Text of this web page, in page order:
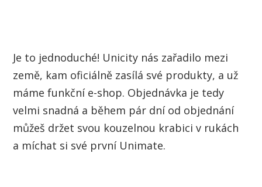
Je to jednoduché! Unicity nás zařadilo mezi
země, kam oficiálně zasílá své produkty, a už
máme funkční e-shop. Objednávka je tedy
velmi snadná a během pár dní od objednání
můžeš držet svou kouzelnou krabici v rukách
a míchat si své první Unimate.